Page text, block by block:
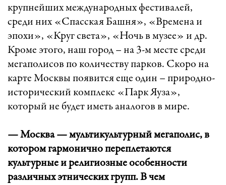
крупнейших международных фестивалей,
среди них «Спасская Башня», «Времена и
эпохи», «Круг света», «Ночь в музее» и др.
Кроме этого, наш город – на 3-м месте среди
мегаполисов по количеству парков. Скоро на
карте Москвы появится еще один – природно-
исторический комплекс «Парк Яуза»,
который не будет иметь аналогов в мире.
— Москва — мультикультурный мегаполис, в
котором гармонично переплетаются
культурные и религиозные особенности
различных этнических групп. В чем